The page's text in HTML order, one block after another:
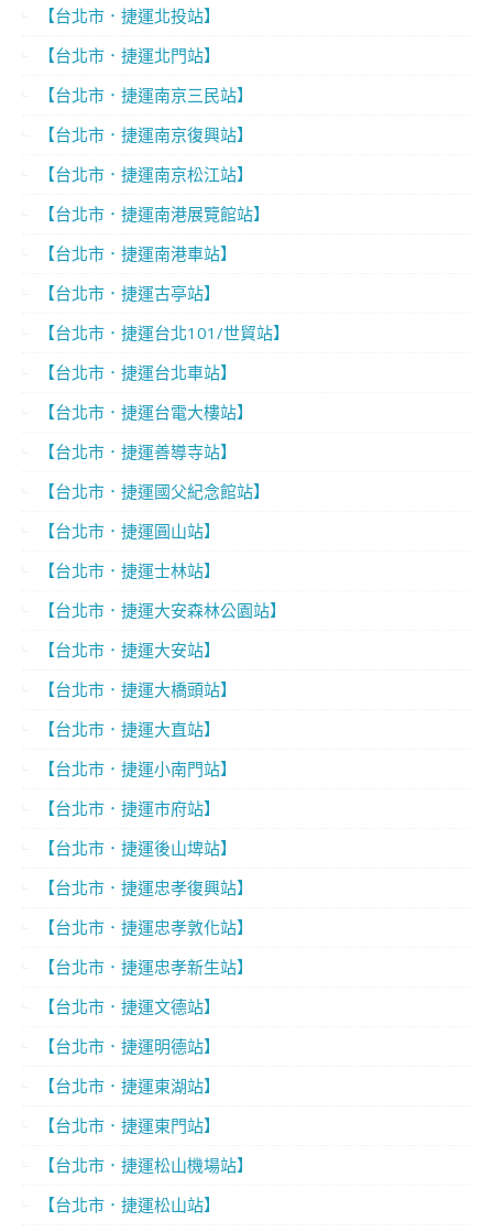
【台北市．捷運北投站】
【台北市．捷運北門站】
【台北市．捷運南京三民站】
【台北市．捷運南京復興站】
【台北市．捷運南京松江站】
【台北市．捷運南港展覽館站】
【台北市．捷運南港車站】
【台北市．捷運古亭站】
【台北市．捷運台北101/世貿站】
【台北市．捷運台北車站】
【台北市．捷運台電大樓站】
【台北市．捷運善導寺站】
【台北市．捷運國父紀念館站】
【台北市．捷運圓山站】
【台北市．捷運士林站】
【台北市．捷運大安森林公園站】
【台北市．捷運大安站】
【台北市．捷運大橋頭站】
【台北市．捷運大直站】
【台北市．捷運小南門站】
【台北市．捷運市府站】
【台北市．捷運後山埤站】
【台北市．捷運忠孝復興站】
【台北市．捷運忠孝敦化站】
【台北市．捷運忠孝新生站】
【台北市．捷運文德站】
【台北市．捷運明德站】
【台北市．捷運東湖站】
【台北市．捷運東門站】
【台北市．捷運松山機場站】
【台北市．捷運松山站】